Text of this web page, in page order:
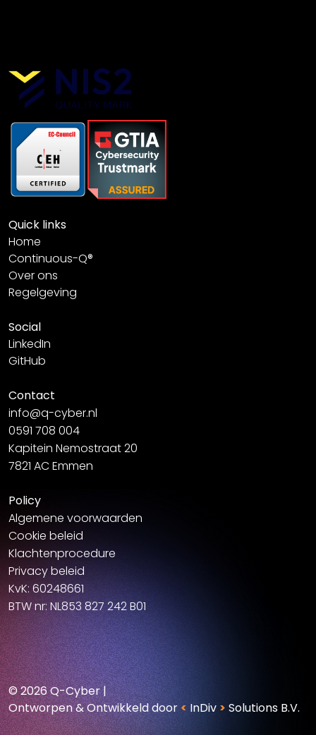
Quick links
Home
Continuous-Q®
Over ons
Regelgeving
Social
LinkedIn
GitHub
Contact
info@q-cyber.nl
0591 708 004
Kapitein Nemostraat 20
7821 AC Emmen
Policy
Algemene voorwaarden
Cookie beleid
Klachtenprocedure
Privacy beleid
KvK: 60248661
BTW nr: NL853 827 242 B01
© 2026 Q-Cyber|
Ontworpen & Ontwikkeld door < InDiv > Solutions B.V.